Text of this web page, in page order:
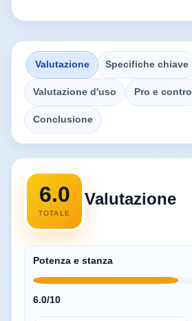
Valutazione Specifiche chiave
Valutazione d'uso Pro e contro
Conclusione
6.0
TOTALE
Valutazione
Potenza e stanza
6.0/10